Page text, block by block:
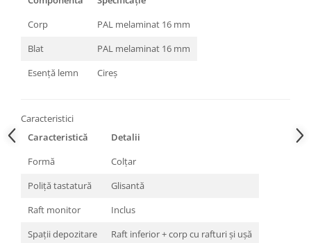
Corp
PAL melaminat 16 mm
Blat
PAL melaminat 16 mm
Esență lemn
Cireș
Caracteristici
Caracteristică
Detalii
Formă
Colțar
Poliță tastatură
Glisantă
Raft monitor
Inclus
Spații depozitare
Raft inferior + corp cu rafturi și ușă